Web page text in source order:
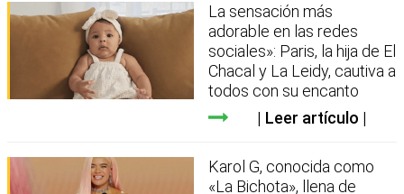
La sensación más
adorable en las redes
sociales»: Paris, la hija de El
Chacal y La Leidy, cautiva a
todos con su encanto
Leer artículo
Karol G, conocida como
«La Bichota», llena de